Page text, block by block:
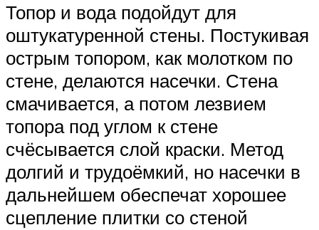
Топор и вода подойдут для
оштукатуренной стены. Постукивая
острым топором, как молотком по
стене, делаются насечки. Стена
смачивается, а потом лезвием
топора под углом к стене
счёсывается слой краски. Метод
долгий и трудоёмкий, но насечки в
дальнейшем обеспечат хорошее
сцепление плитки со стеной